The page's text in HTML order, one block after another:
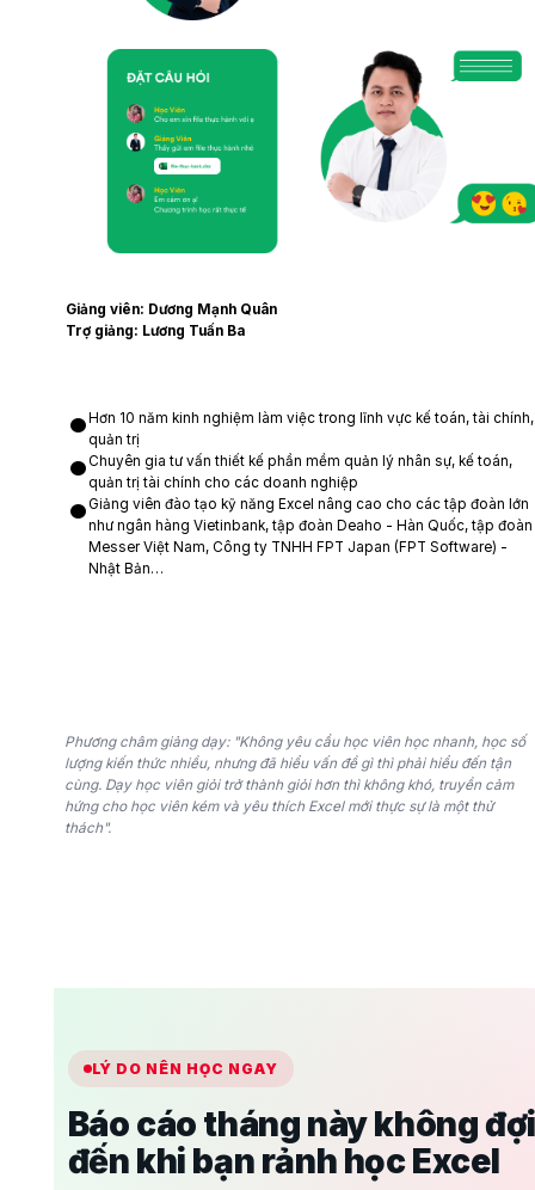
Hơn 10 năm kinh nghiệm làm việc trong lĩnh vực kế toán, tài chính,
quản trị
Chuyên gia tư vấn thiết kế phần mềm quản lý nhân sự, kế toán,
quản trị tài chính cho các doanh nghiệp
Giảng viên đào tạo kỹ năng Excel nâng cao cho các tập đoàn lớn
như ngân hàng Vietinbank, tập đoàn Deaho - Hàn Quốc, tập đoàn
Messer Việt Nam, Công ty TNHH FPT Japan (FPT Software) -
Nhật Bản…
Phương châm giảng dạy: "Không yêu cầu học viên học nhanh, học số
lượng kiến thức nhiều, nhưng đã hiểu vấn đề gì thì phải hiểu đến tận
cùng. Dạy học viên giỏi trở thành giỏi hơn thì không khó, truyền cảm
hứng cho học viên kém và yêu thích Excel mới thực sự là một thử
thách".
Giảng viên: Dương Mạnh Quân
Trợ giảng: Lương Tuấn Ba
LÝ DO NÊN HỌC NGAY
Báo cáo tháng này không đợi
đến khi bạn rảnh học Excel